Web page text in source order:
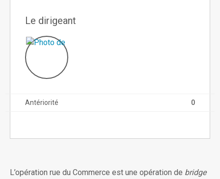
L’opération rue du Commerce est une opération de bridge
Le dirigeant
Antériorité 0